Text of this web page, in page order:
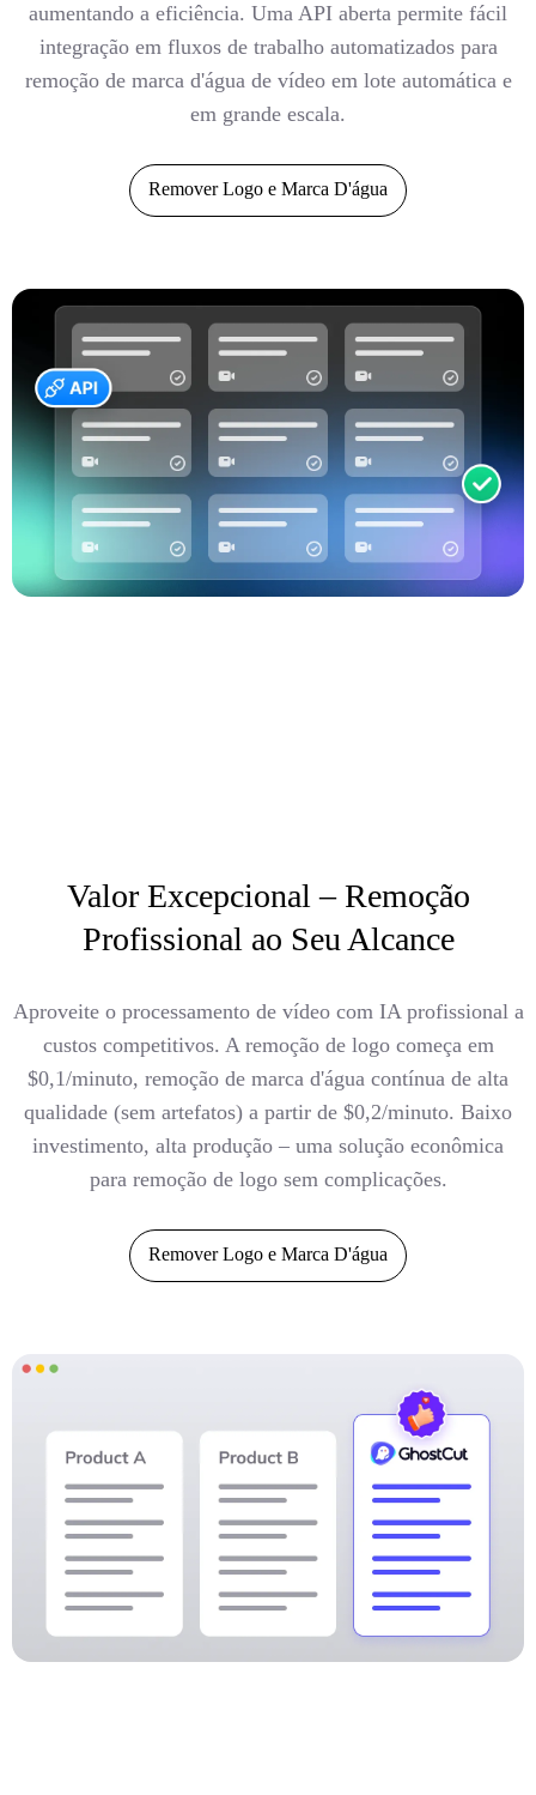
aumentando a eficiência. Uma API aberta permite fácil
integração em fluxos de trabalho automatizados para
remoção de marca d'água de vídeo em lote automática e
em grande escala.
Remover Logo e Marca D'água
Valor Excepcional – Remoção
Profissional ao Seu Alcance
Aproveite o processamento de vídeo com IA profissional a
custos competitivos. A remoção de logo começa em
$0,1/minuto, remoção de marca d'água contínua de alta
qualidade (sem artefatos) a partir de $0,2/minuto. Baixo
investimento, alta produção – uma solução econômica
para remoção de logo sem complicações.
Remover Logo e Marca D'água